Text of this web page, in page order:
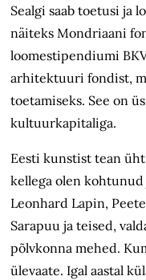
Sealgi saab toetusi ja
näiteks Mondriaani
loomestipendiumi
arhitektuuri fondist,
toetamiseks. See on
kultuurkapitaliga.
Eesti kunstist tean
kellega olen
Leonhard Lapin,
Sarapuu ja teised,
põlvkonna mehed.
ülevaate. Igal aastal